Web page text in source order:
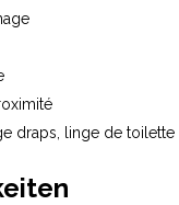
draps, linge de toilette